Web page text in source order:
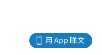
用 App 睇文